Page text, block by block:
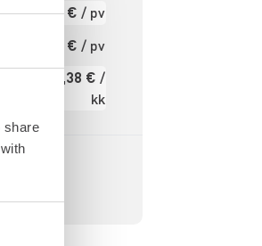
share
6,62 € / pv
5,29 € / pv
79,38 € /
kk